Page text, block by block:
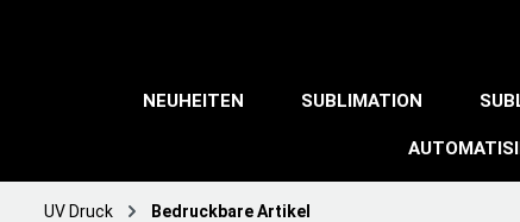
NEUHEITEN SUBLIMATION
UV Druck Bedruckbare Artikel